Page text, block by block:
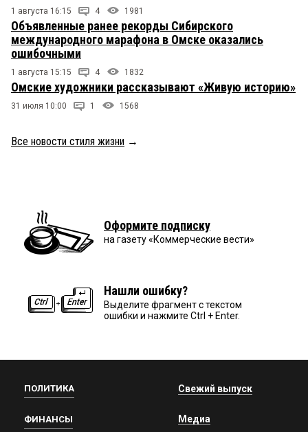
1 августа 16:15 4 1981
Объявленные ранее рекорды Сибирского
международного марафона в Омске оказались
ошибочными
1 августа 15:15 4 1832
Омские художники рассказывают «Живую историю»
31 июля 10:00 1 1568
Все новости стиля жизни →
Оформите подписку
на газету «Коммерческие вести»
Нашли ошибку?
Выделите фрагмент с текстом
ошибки и нажмите Ctrl + Enter.
ПОЛИТИКА
ФИНАНСЫ
Свежий выпуск
Медиа